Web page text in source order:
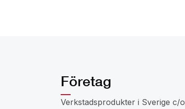
Företag
Verkstadsprodukter i Sverige c/o